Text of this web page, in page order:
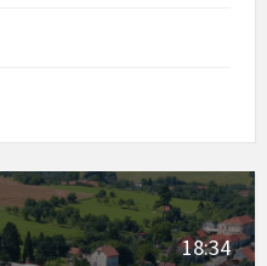
18:34